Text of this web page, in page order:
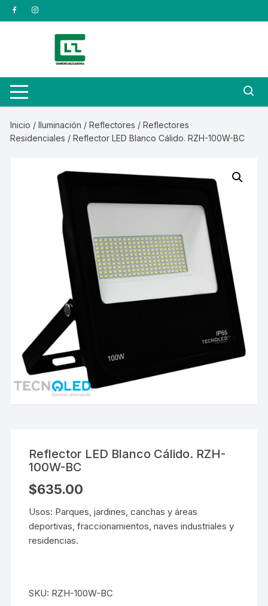
Saltar
al
Inicio /Iluminación /Reflectores /Reflectores
Residenciales / Reflector LED Blanco Cálido. RZH-100W-BC
Reflector LED Blanco Cálido. RZH-
100W-BC
$635.00
Usos: Parques, jardines, canchas y áreas
deportivas, fraccionamientos, naves industriales y
residencias.
SKU: RZH-100W-BC